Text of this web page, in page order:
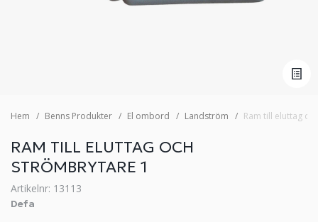
Hem Benns Produkter El ombord Landström Ram till eluttag
RAM TILL ELUTTAG OCH
STRÖMBRYTARE 1
Artikelnr: 13113
Defa